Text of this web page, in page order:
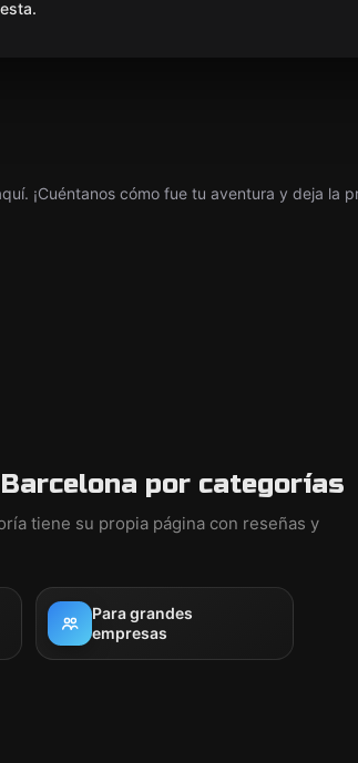
¡Cuéntanos cómo fue tu aventura y deja la
por categorías
tiene su propia página con reseñas y
Para grandes
empresas